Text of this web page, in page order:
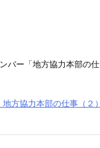
バー「地方協力本部の仕
地方協力本部の仕事（２）